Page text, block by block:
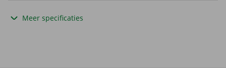
Meer specificaties